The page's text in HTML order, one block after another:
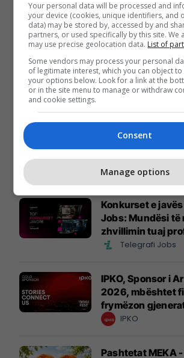
Konkurset e
Jobs: Mundësi të
zhvillimin tuaj
Telegrafi Jobs
IPKO, Sponsor i
2026, mbështet
frymëzon
krijuesve
IPKO
Pashtetat MEKA
Your personal data will be processed and
your device (cookies, unique identifiers, and
data) may be stored by, accessed by and
partners, or used specifically by this site. We
may use precise geolocation data. List of
Some vendors may process your personal
of legitimate interest, which you can object
your options below. Look for a link at the
or in the site menu to manage or withdraw
and cookie settings.
Consent
Manage options